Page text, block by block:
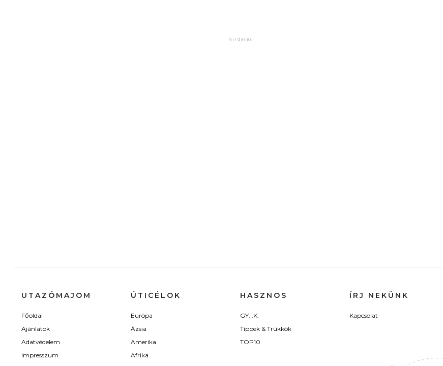
UTAZÓMAJOM
Főoldal
Ajánlatok
Adatvédelem
Impresszum
ÚTICÉLOK
Európa
Ázsia
Amerika
Afrika
HASZNOS
GY.I.K.
Tippek & Trükkök
TOP10
ÍRJ NEKÜNK
Kapcsolat